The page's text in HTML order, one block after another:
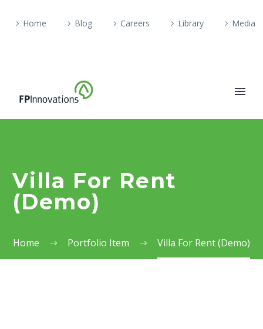
Home Blog Careers Library Media
Villa For Rent
(Demo)
Home Portfolio Item Villa For Rent (Demo)